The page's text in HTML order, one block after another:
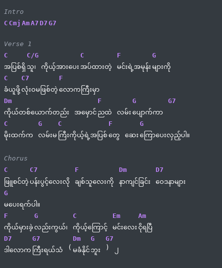
Intro
C Cmj AmA7 D7 G7
Verse 1
C
အပြစ်ရှိ
C/G
သူ၊
ကိုယ့်အားပေး
C
အပ်ထားတဲ့
F
မင်းရဲ့အမုန်း
G
များကို
C
ခံယူဖို့
C7
လုံးဝမဖြစ်တဲ့
F
လောကကြီးမှာ
Dm
ကိုယ်တစ်ယောက်တည်း
အမှောင်
F
ညထဲ
လမ်း
G
ပျောက်ကာ
G7
C
မိုးထက်က
G
လမ်းမ
C
ကြီးကိုယ့်ရဲ့အပြစ်
F
တွေ
ဆေး
G
ကြောပေးလှည့်ပါ။
Chorus
C
ဖြူစင်တဲ့
C7
ပန်းပွင့်လေးလို
F
ချစ်သူလေးကို
Dm
နာကျင်ခြင်း
D7
ဝေဒနာများ
G
မပေးရက်ပါ။
F
ကိုယ်မှားခဲ့
G
လည်းကွယ်၊
C
ကိုယ့်ကြောင့်
Em
မင်းလေး
Am
ငိုရပြီ
D7
ဒါလောက
G7
ကြီးရယ်သံ
(
Dm
မခံနိုင်
G
ဘူး
G7
)
၂